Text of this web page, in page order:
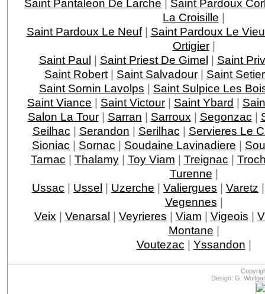
Saint Pantaleon De Larche | Saint Pardoux
La Croisille |
Saint Pardoux Le Neuf| Saint Pardoux Le
Ortigier|
Saint Paul | Saint Priest De Gimel | Saint
Saint Robert| Saint Salvadour| Saint
Saint Sornin Lavolps | Saint Sulpice Les
Saint Viance | Saint Victour | Saint Ybard |
Salon La Tour| Sarran | Sarroux | Segonzac |
Seilhac | Serandon | Serilhac | Servieres Le
Sioniac | Sornac | Soudaine Lavinadiere |
Tarnac | Thalamy| Toy Viam | Treignac |
Turenne |
Ussac | Ussel | Uzerche | Valiergues | Varetz
Vegennes |
Veix | Venarsal | Veyrieres | Viam | Vigeois |
Montane |
Voutezac | Yssandon |
Design: G.